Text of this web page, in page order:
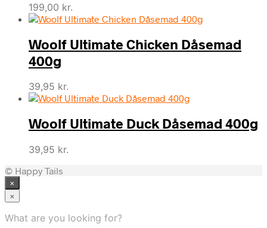
199,00 kr.
Woolf Ultimate Chicken Dåsemad
400g
39,95 kr.
Woolf Ultimate Duck Dåsemad 400g
39,95 kr.
© Happy Tails
×
×
What are you looking for?